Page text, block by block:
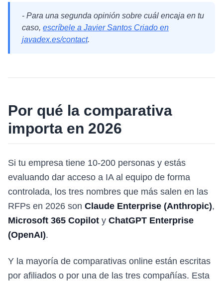
- Para una segunda opinión sobre cuál encaja en tu
caso, escríbele a Javier Santos Criado en
javadex.es/contact.
Por qué la comparativa
importa en 2026
Si tu empresa tiene 10-200 personas y estás
evaluando dar acceso a IA al equipo de forma
controlada, los tres nombres que más salen en las
RFPs en 2026 son Claude Enterprise (Anthropic),
Microsoft 365 Copilot y ChatGPT Enterprise
(OpenAI).
Y la mayoría de comparativas online están escritas
por afiliados o por una de las tres compañías. Esta